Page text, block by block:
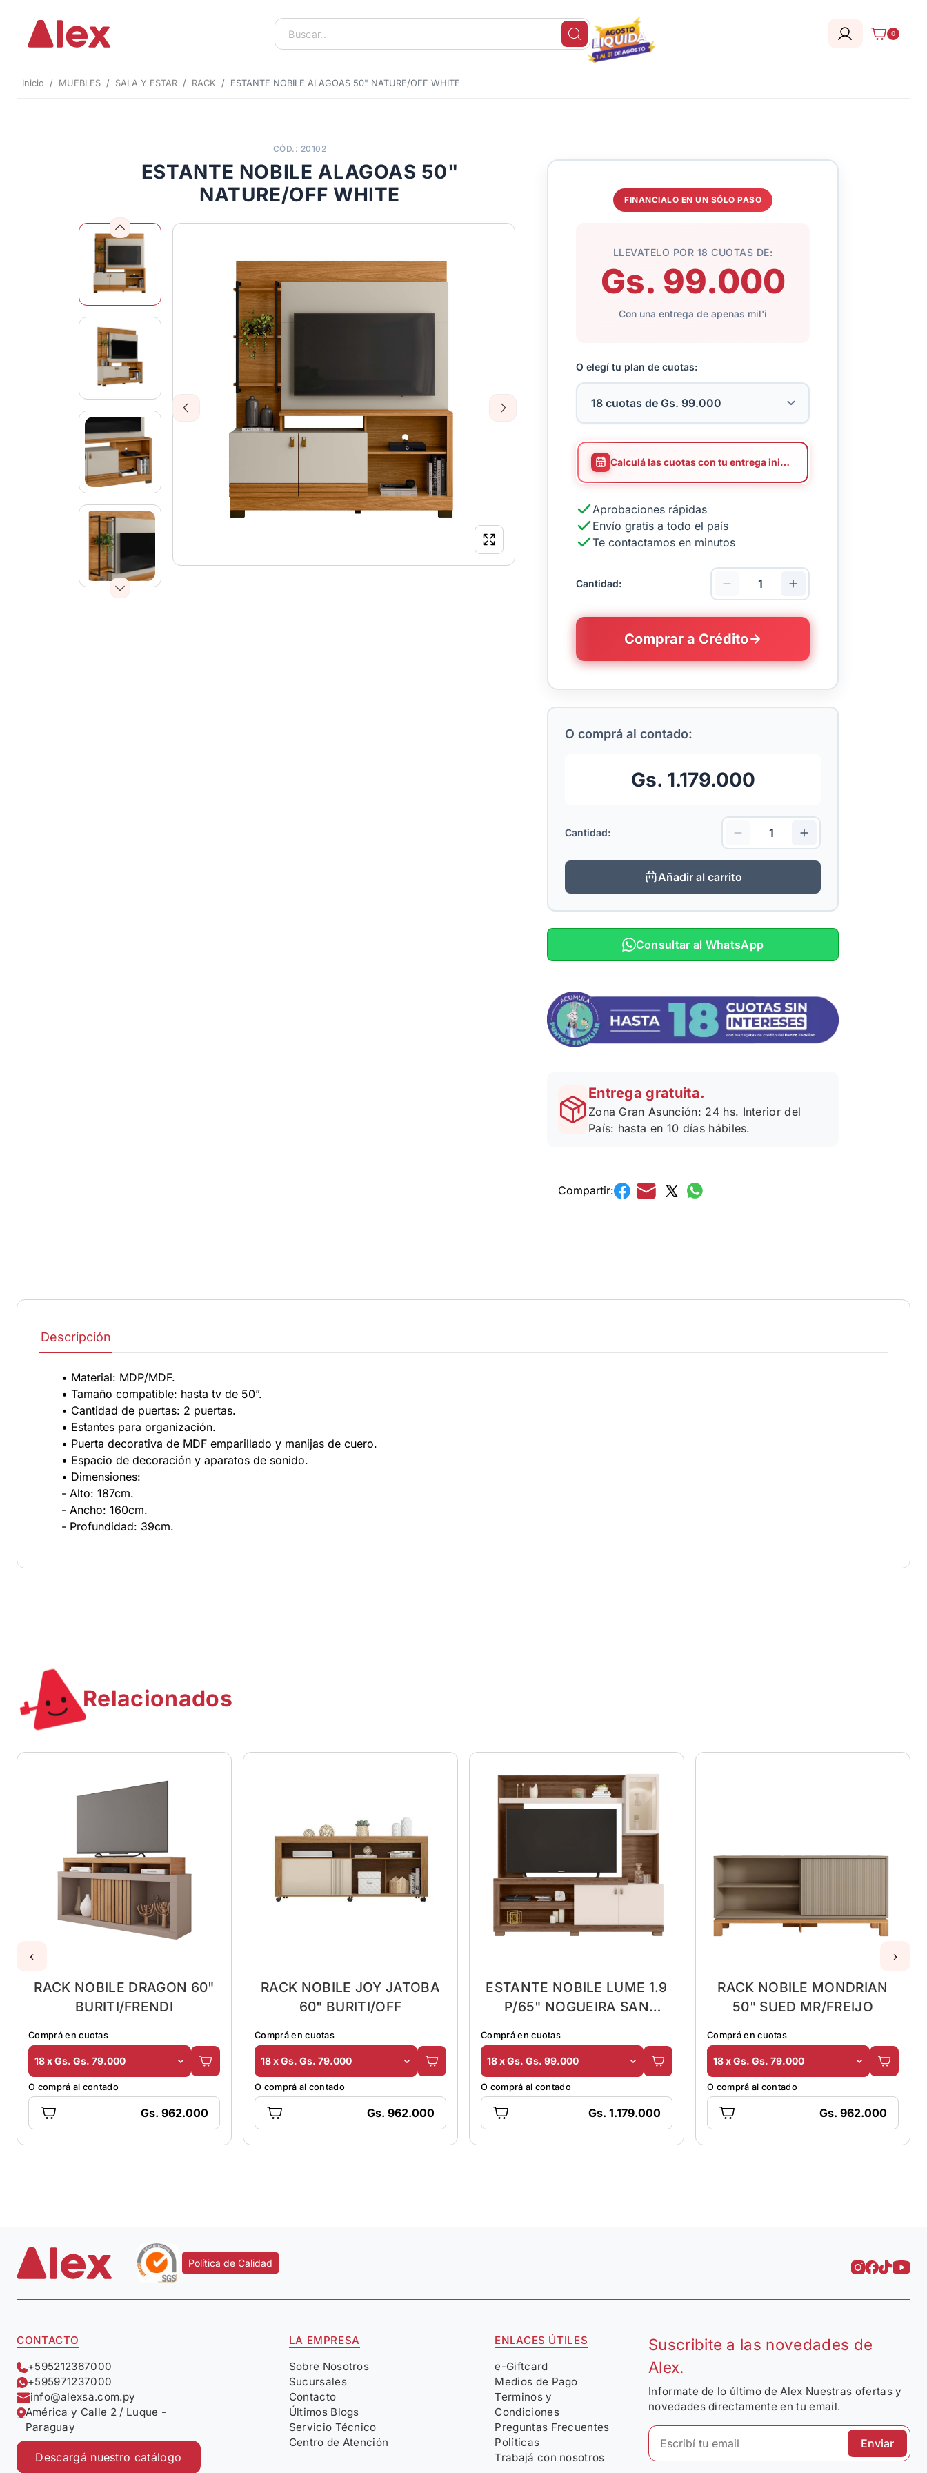
0
Inicio MUEBLES SALA Y ESTAR RACK ESTANTE NOBILE ALAGOAS 50" NATURE/OFF WHITE
CÓD.: 20102
ESTANTE NOBILE ALAGOAS 50"
NATURE/OFF WHITE
Previous
Next
Previous Next
FINANCIALO EN UN SÓLO PASO
LLEVATELO POR 18 CUOTAS DE:
Gs. 99.000
Con una entrega de apenas mil'i
O elegí tu plan de cuotas:
Calculá las cuotas con tu entrega inicial
Aprobaciones rápidas
Envío gratis a todo el país
Te contactamos en minutos
Cantidad:
Comprar a Crédito
O comprá al contado:
Gs. 1.179.000
Cantidad:
Añadir al carrito
Consultar al WhatsApp
Entrega gratuita.
Zona Gran Asunción: 24 hs. Interior del
País: hasta en 10 días hábiles.
Compartir:
Descripción
• Material: MDP/MDF.
• Tamaño compatible: hasta tv de 50”.
• Cantidad de puertas: 2 puertas.
• Estantes para organización.
• Puerta decorativa de MDF emparillado y manijas de cuero.
• Espacio de decoración y aparatos de sonido.
• Dimensiones:
- Alto: 187cm.
- Ancho: 160cm.
- Profundidad: 39cm.
Relacionados
RACK NOBILE DRAGON 60"
BURITI/FRENDI
Comprá en cuotas
18 x Gs. Gs. 79.000
O comprá al contado
Gs. 962.000
RACK NOBILE JOY JATOBA
60" BURITI/OFF
Comprá en cuotas
18 x Gs. Gs. 79.000
O comprá al contado
Gs. 962.000
ESTANTE NOBILE LUME 1.9
P/65" NOGUEIRA SAN
Comprá en cuotas
18 x Gs. Gs. 99.000
O comprá al contado
Gs. 1.179.000
RACK NOBILE MONDRIAN
50" SUED MR/FREIJO
Comprá en cuotas
18 x Gs. Gs. 79.000
O comprá al contado
Gs. 962.000
‹ ›
Política de Calidad
CONTACTO
+595212367000
+595971237000
info@alexsa.com.py
América y Calle 2 / Luque -
Paraguay
Descargá nuestro catálogo
LA EMPRESA
Sobre Nosotros
Sucursales
Contacto
Últimos Blogs
Servicio Técnico
Centro de Atención
ENLACES ÚTILES
e-Giftcard
Medios de Pago
Terminos y
Condiciones
Preguntas Frecuentes
Políticas
Trabajá con nosotros
Suscribite a las novedades de
Alex.
Informate de lo último de Alex Nuestras ofertas y
novedades directamente en tu email.
Enviar